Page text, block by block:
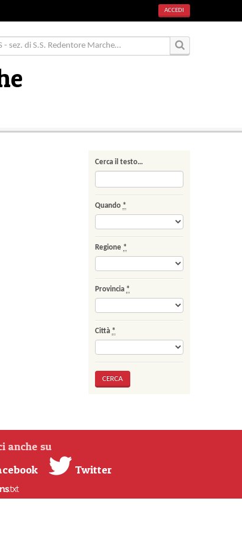
ACCEDI
Cerca il testo…
Quando *
Regione *
Provincia *
Città *
anche su
Twitter